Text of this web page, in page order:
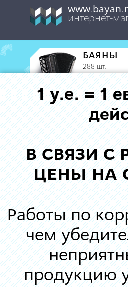
интернет-
БАЯНЫ
288 шт.
1 у.е. = 1
В СВЯЗИ
ЦЕНЫ НА
Работы по
чем
продукцию